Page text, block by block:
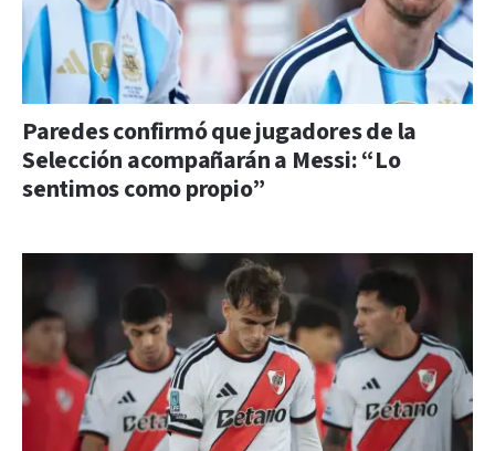
Paredes confirmó que jugadores de la
Selección acompañarán a Messi: “Lo
sentimos como propio”